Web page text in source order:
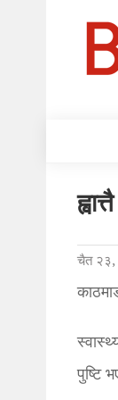
चैत
पुष्टि